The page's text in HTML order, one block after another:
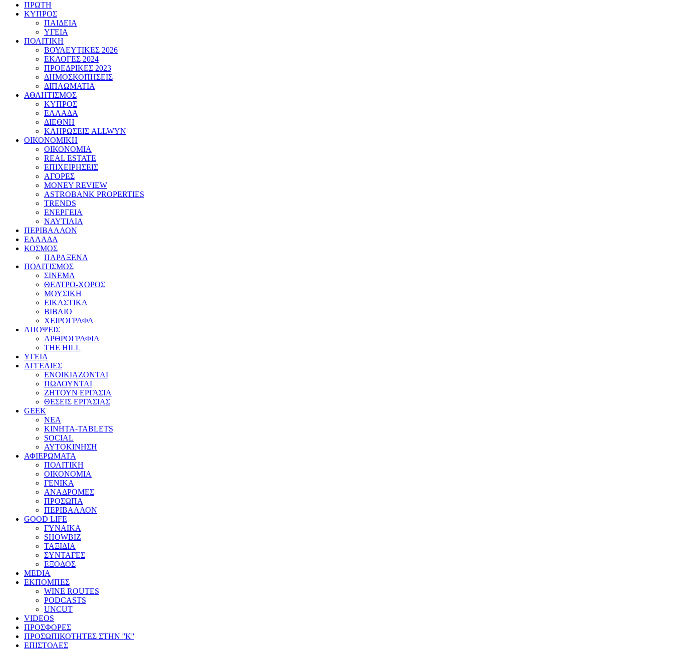
ΠΡΩΤΗ
ΚΥΠΡΟΣ
ΠΑΙΔΕΙΑ
ΥΓΕΙΑ
ΠΟΛΙΤΙΚΗ
ΒΟΥΛΕΥΤΙΚΕΣ 2026
ΕΚΛΟΓΕΣ 2024
ΠΡΟΕΔΡΙΚΕΣ 2023
ΔΗΜΟΣΚΟΠΗΣΕΙΣ
ΔΙΠΛΩΜΑΤΙΑ
ΑΘΛΗΤΙΣΜΟΣ
ΚΥΠΡΟΣ
ΕΛΛΑΔΑ
ΔΙΕΘΝΗ
ΚΛΗΡΩΣΕΙΣ ALLWYN
ΟΙΚΟΝΟΜΙΚΗ
ΟΙΚΟΝΟΜΙΑ
REAL ESTATE
ΕΠΙΧΕΙΡΗΣΕΙΣ
ΑΓΟΡΕΣ
MONEY REVIEW
ASTROBANK PROPERTIES
TRENDS
ΕΝΕΡΓΕΙΑ
ΝΑΥΤΙΛΙΑ
ΠΕΡΙΒΑΛΛΟΝ
ΕΛΛΑΔΑ
ΚΟΣΜΟΣ
ΠΑΡΑΞΕΝΑ
ΠΟΛΙΤΙΣΜΟΣ
ΣΙΝΕΜΑ
ΘΕΑΤΡΟ-ΧΟΡΟΣ
ΜΟΥΣΙΚΗ
ΕΙΚΑΣΤΙΚΑ
ΒΙΒΛΙΟ
ΧΕΙΡΟΓΡΑΦΑ
ΑΠΟΨΕΙΣ
ΑΡΘΡΟΓΡΑΦΙΑ
THE HILL
ΥΓΕΙΑ
ΑΓΓΕΛΙΕΣ
ΕΝΟΙΚΙΑΖΟΝΤΑΙ
ΠΩΛΟΥΝΤΑΙ
ΖΗΤΟΥΝ ΕΡΓΑΣΙΑ
ΘΕΣΕΙΣ ΕΡΓΑΣΙΑΣ
GEEK
ΝΕΑ
ΚΙΝΗΤΑ-TABLETS
SOCIAL
ΑΥΤΟΚΙΝΗΣΗ
ΑΦΙΕΡΩΜΑΤΑ
ΠΟΛΙΤΙΚΗ
ΟΙΚΟΝΟΜΙΑ
ΓΕΝΙΚΑ
ΑΝΑΔΡΟΜΕΣ
ΠΡΟΣΩΠΑ
ΠΕΡΙΒΑΛΛΟΝ
GOOD LIFE
ΓΥΝΑΙΚΑ
SHOWBIZ
ΤΑΞΙΔΙΑ
ΣΥΝΤΑΓΕΣ
ΕΞΟΔΟΣ
MEDIA
ΕΚΠΟΜΠΕΣ
WINE ROUTES
PODCASTS
UNCUT
VIDEOS
ΠΡΟΣΦΟΡΕΣ
ΠΡΟΣΩΠΙΚΟΤΗΤΕΣ ΣΤΗΝ ''Κ''
ΕΠΙΣΤΟΛΕΣ